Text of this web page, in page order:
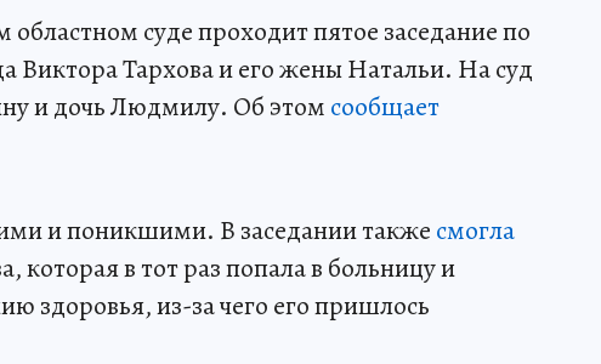
суде проходит пятое заседание по
Виктора Тархова и его жены Натальи. На суд
и дочь Людмилу. Об этом сообщает
и поникшими. В заседании также смогла
которая в тот раз попала в больницу и
здоровья, из-за чего его пришлось